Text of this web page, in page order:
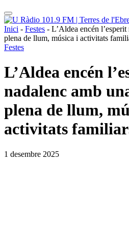
Inici - Festes - L’Aldea encén
plena de llum, música i activitats
Festes
L’Aldea encén
nadalenc amb
plena de llum,
activitats
1 desembre 2025